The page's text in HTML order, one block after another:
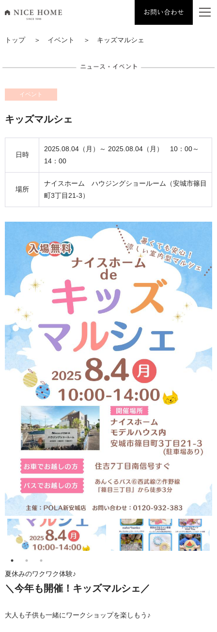
ナイスホーム トップページへ移動
お問い合わせ
トップ ＞ イベント ＞ キッズマルシェ
イベント
キッズマルシェ
日時
2025.08.04（月）～ 2025.08.04（月） 10：00～
14：00
場所
ナイスホーム ハウジングショールーム（安城市篠目
町3丁目21-3）
夏休みのワクワク体験♪
＼今年も開催！キッズマルシェ／
大人も子供も一緒にワークショップを楽しもう♪